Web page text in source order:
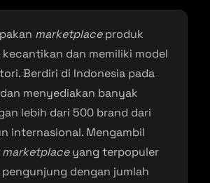
marketplaceproduk
dan memiliki model
Berdiri di Indonesia pada
menyediakan banyak
lebih dari 500 brand dari
internasional. Mengambil
marketplaceyang terpopuler
dengan jumlah